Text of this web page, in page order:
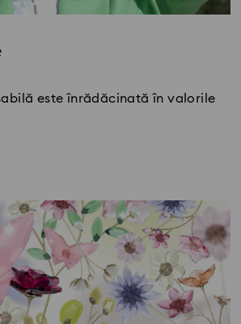
este înrădăcinată în valorile